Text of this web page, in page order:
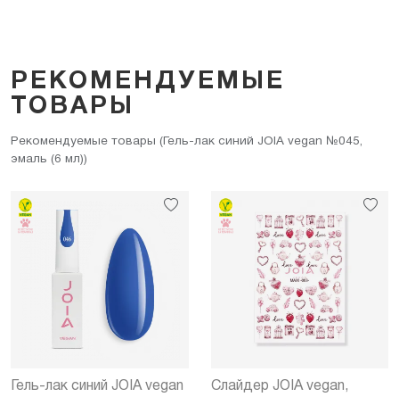
РЕКОМЕНДУЕМЫЕ
ТОВАРЫ
Рекомендуемые товары (Гель-лак синий JOIA vegan №045,
эмаль (6 мл))
Гель-лак синий JOIA vegan
Слайдер JOIA vegan,